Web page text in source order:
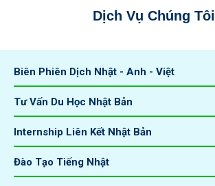
Dịch Vụ Chúng Tôi
Biên Phiên Dịch Nhật - Anh - Việt
Tư Vấn Du Học Nhật Bản
Internship Liên Kết Nhật Bản
Đào Tạo Tiếng Nhật